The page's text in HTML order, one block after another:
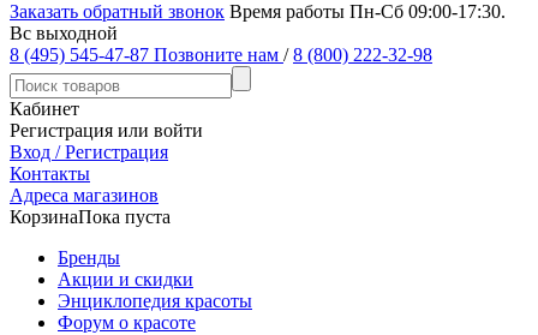
Заказать обратный звонок Время работы Пн-Сб 09:00-17:30.
Вс выходной
8 (495) 545-47-87 Позвоните нам / 8 (800) 222-32-98
Кабинет
Регистрация или войти
Вход / Регистрация
Контакты
Адреса магазинов
КорзинаПока пуста
Бренды
Акции и скидки
Энциклопедия красоты
Форум о красоте